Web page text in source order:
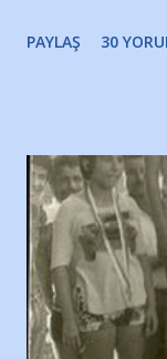
irkildim..
ve ürünlerini
protesto eylemiyle
adına açıklama
söylüyoruz. Bu son
ait tanıtıcı
Belediyesi ile
PAYLAŞ 30